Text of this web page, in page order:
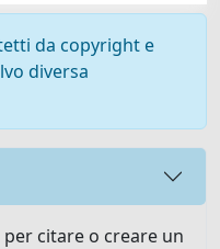
da copyright e
diversa
citare o creare un